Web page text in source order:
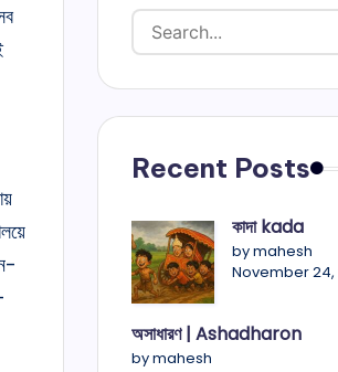
Recent Posts
কাদা kada
by mahesh
November 24,
অসাধারণ | Ashadharon
by mahesh